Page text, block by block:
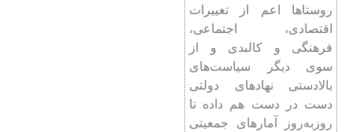
روستاها اعم از تغییرات
اقتصادی، اجتماعی،
فرهنگی و کالبدی و از
سوی دیگر سیاست‌های
بالادستی نهادهای دولتی
دست در دست هم داده تا
روزبه‌روز آمارهای جمعیتی